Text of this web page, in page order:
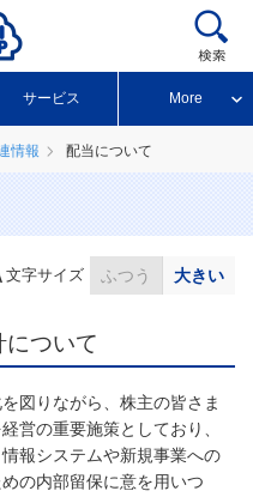
サービス More
情報 配当について
文字サイズ ふつう 大きい
ついて
図りながら、株主の皆さま
営の重要施策としており、
報システムや新規事業への
の内部留保に意を用いつ